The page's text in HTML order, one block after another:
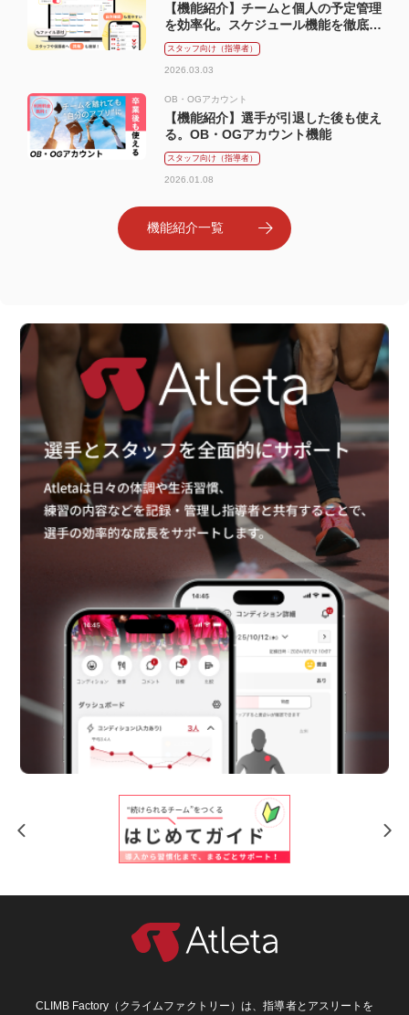
【機能紹介】チームと個人の予定管理
を効率化。スケジュール機能を徹底解
説
スタッフ向け（指導者）
2026.03.03
OB・OGアカウント
【機能紹介】選手が引退した後も使え
る。OB・OGアカウント機能
スタッフ向け（指導者）
2026.01.08
機能紹介一覧
CLIMB Factory（クライムファクトリー）は、指導者とアスリートを